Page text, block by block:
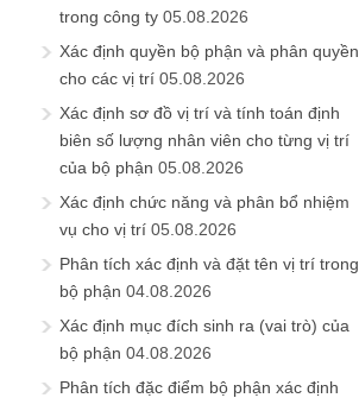
trong công ty 05.08.2026
Xác định quyền bộ phận và phân quyền
cho các vị trí 05.08.2026
Xác định sơ đồ vị trí và tính toán định
biên số lượng nhân viên cho từng vị trí
của bộ phận 05.08.2026
Xác định chức năng và phân bổ nhiệm
vụ cho vị trí 05.08.2026
Phân tích xác định và đặt tên vị trí trong
bộ phận 04.08.2026
Xác định mục đích sinh ra (vai trò) của
bộ phận 04.08.2026
Phân tích đặc điểm bộ phận xác định